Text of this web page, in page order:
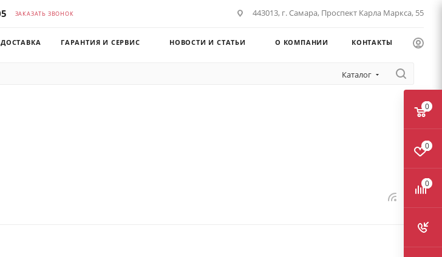
ЗАКАЗАТЬ ЗВОНОК 443013, г. Самара, Проспект Карла Маркса, 55
ДОСТАВКА ГАРАНТИЯ И СЕРВИС НОВОСТИ И СТАТЬИ О КОМПАНИИ КОНТАКТЫ
Каталог
0
0
0